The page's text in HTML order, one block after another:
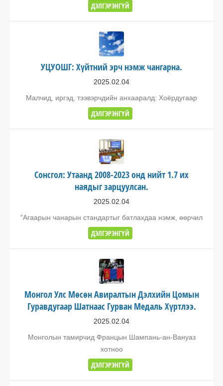
ДЭЛГЭРЭНГҮЙ
УЦУОШГ: Хүйтний эрч нэмж чангарна.
2025.02.04
Малчид, иргэд, тээвэрчдийн анхааралд: Хоёрдугаар
ДЭЛГЭРЭНГҮЙ
Сонсгол: Утаанд 2008-2023 онд нийт 1.7 их
наядыг зарцуулсан.
2025.02.04
"Агаарын чанарын стандартыг батлахдаа нэмж, өөрчил
ДЭЛГЭРЭНГҮЙ
Монгол Улс Мөсөн Авиралтын Дэлхийн Цомын
Гуравдугаар Шатнаас Гурван Медаль Хүртлээ.
2025.02.04
Монголын тамирчид Францын Шампань-ан-Вануаз
хотноо
ДЭЛГЭРЭНГҮЙ